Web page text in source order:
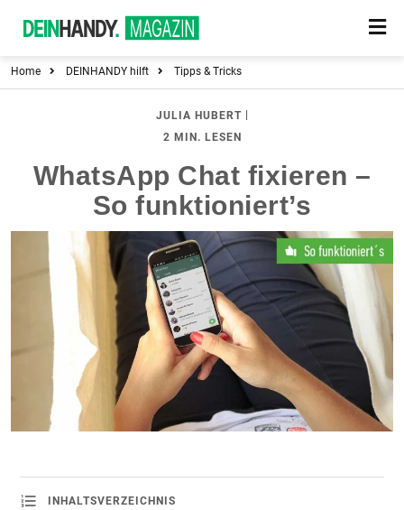
Home DEINHANDY hilft Tipps & Tricks
JULIA HUBERT|
2 MIN. LESEN
WhatsApp Chat fixieren –
So funktioniert’s
INHALTSVERZEICHNIS